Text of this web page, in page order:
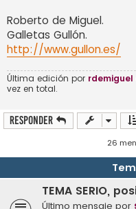
Roberto de Miguel.
Galletas Gullón.
http://www.gullon.es/
Última edición por rdemiguel
vez en total.
Responder
26
TEMA SERIO,
Último mensaje por